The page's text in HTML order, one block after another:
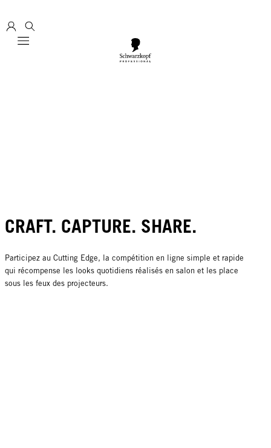
Mobile navigation
CRAFT. CAPTURE. SHARE.
Participez au Cutting Edge, la compétition en ligne simple et rapide
qui récompense les looks quotidiens réalisés en salon et les place
sous les feux des projecteurs.